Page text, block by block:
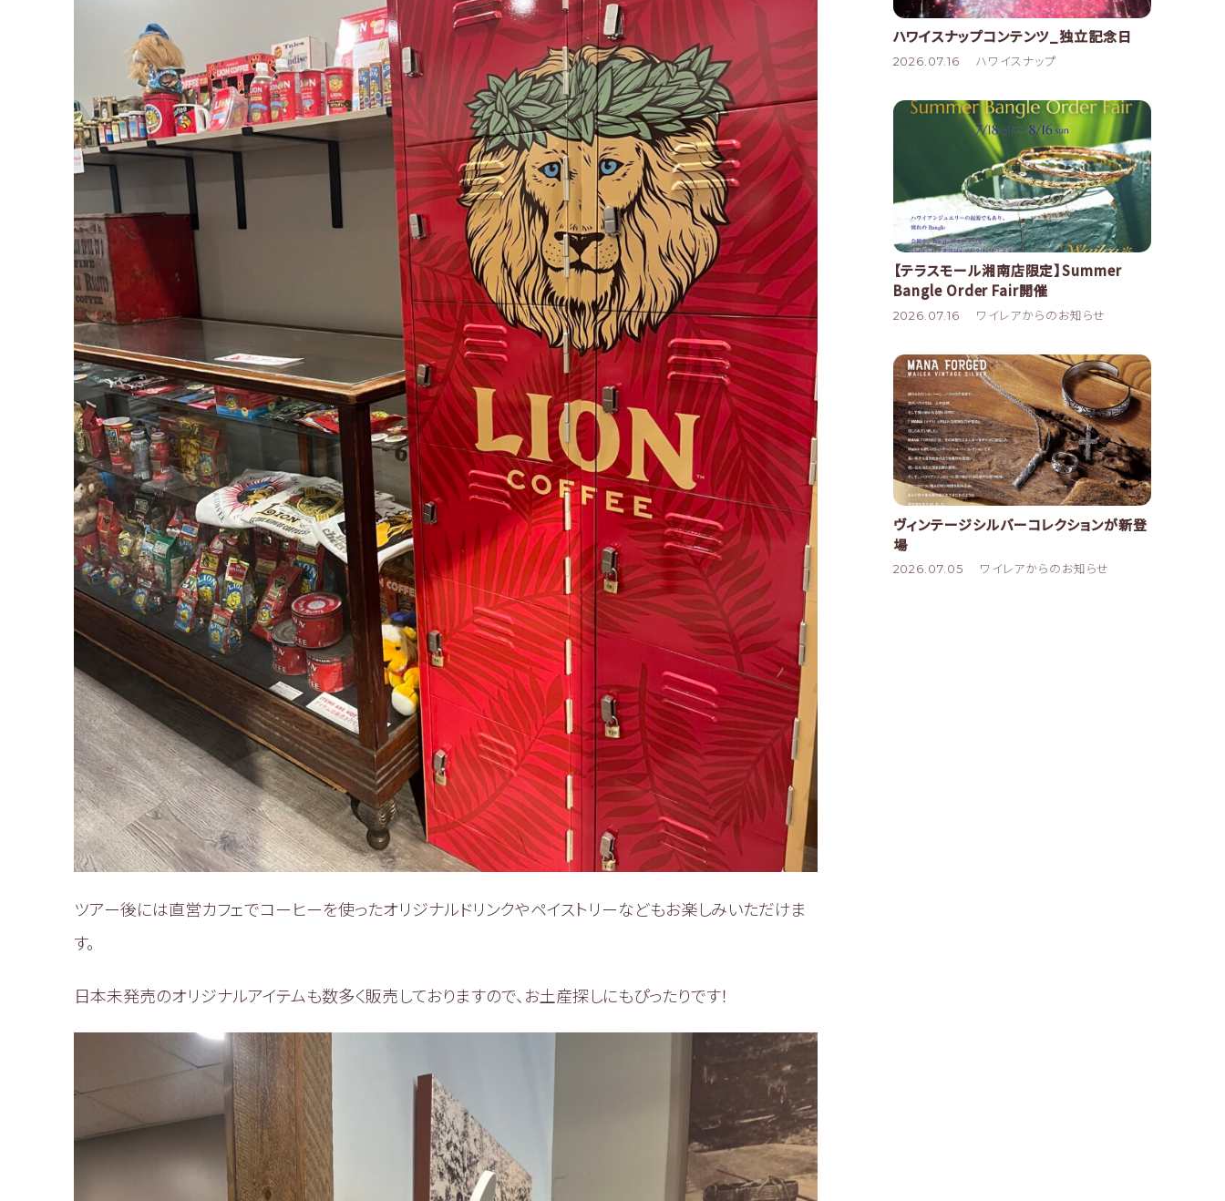
ツアー後には直営カフェでコーヒーを使ったオリジナルドリンクやペイストリーなどもお楽しみいただけま
す。
日本未発売のオリジナルアイテムも数多く販売しておりますので、お土産探しにもぴったりです！
ハワイスナップコンテンツ_独立記念日
2026.07.16 ハワイスナップ
【テラスモール湘南店限定】Summer
Bangle Order Fair開催
2026.07.16 ワイレアからのお知らせ
ヴィンテージシルバーコレクションが新登
場
2026.07.05 ワイレアからのお知らせ